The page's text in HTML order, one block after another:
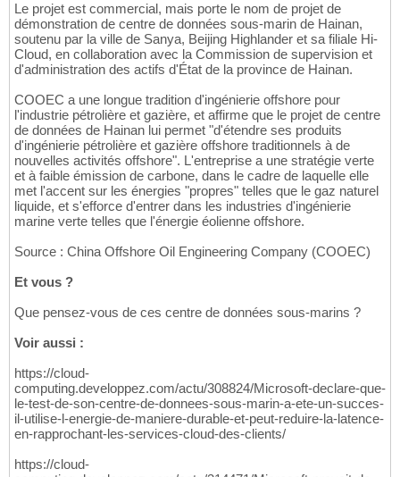
Le projet est commercial, mais porte le nom de projet de
démonstration de centre de données sous-marin de Hainan,
soutenu par la ville de Sanya, Beijing Highlander et sa filiale Hi-
Cloud, en collaboration avec la Commission de supervision et
d'administration des actifs d'État de la province de Hainan.
COOEC a une longue tradition d'ingénierie offshore pour
l'industrie pétrolière et gazière, et affirme que le projet de centre
de données de Hainan lui permet "d'étendre ses produits
d'ingénierie pétrolière et gazière offshore traditionnels à de
nouvelles activités offshore". L'entreprise a une stratégie verte
et à faible émission de carbone, dans le cadre de laquelle elle
met l'accent sur les énergies "propres" telles que le gaz naturel
liquide, et s'efforce d'entrer dans les industries d'ingénierie
marine verte telles que l'énergie éolienne offshore.
Source : China Offshore Oil Engineering Company (COOEC)
Et vous ?
Que pensez-vous de ces centre de données sous-marins ?
Voir aussi :
https://cloud-
computing.developpez.com/actu/308824/Microsoft-declare-que-
le-test-de-son-centre-de-donnees-sous-marin-a-ete-un-succes-
il-utilise-l-energie-de-maniere-durable-et-peut-reduire-la-latence-
en-rapprochant-les-services-cloud-des-clients/
https://cloud-